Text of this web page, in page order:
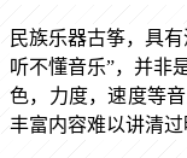
民族乐器古筝，具
听不懂音乐”，并非
色，力度，速度等
丰富内容难以讲清过